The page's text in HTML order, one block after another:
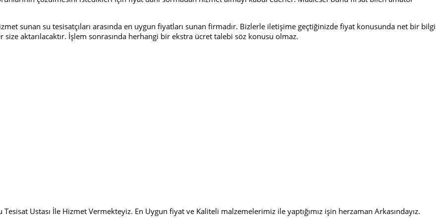
sunan su tesisatçıları arasında en uygun fiyatları sunan firmadır. Bizlerle iletişime geçtiğinizde fiyat konusunda net bir bilgi
aktarılacaktır. İşlem sonrasında herhangi bir ekstra ücret talebi söz konusu olmaz.
Ustası İle Hizmet Vermekteyiz. En Uygun fiyat ve Kaliteli malzemelerimiz ile yaptığımız işin herzaman Arkasındayız.